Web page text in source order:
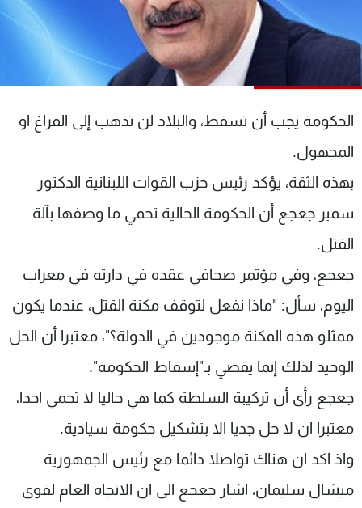
الحكومة يجب أن تسقط، والبلاد لن تذهب إلى الفراغ او
المجهول.
بهذه الثقة، يؤكد رئيس حزب القوات اللبنانية الدكتور
سمير جعجع أن الحكومة الحالية تحمي ما وصفها بآلة
القتل.
جعجع، وفي مؤتمر صحافي عقده في دارته في معراب
اليوم، سأل: "ماذا نفعل لتوقف مكنة القتل، عندما يكون
ممثلو هذه المكنة موجودين في الدولة؟"، معتبرا أن الحل
الوحيد لذلك إنما يقضي بـ"إسقاط الحكومة".
جعجع رأى أن تركيبة السلطة كما هي حاليا لا تحمي احدا،
معتبرا ان لا حل جديا الا بتشكيل حكومة سيادية.
واذ اكد ان هناك تواصلا دائما مع رئيس الجمهورية
ميشال سليمان، اشار جعجع الى ان الاتجاه العام لقوى
البرامج
الترددات
الإنـتـاج
تواصل معنا
شروط الإسـتخدام
سياسة الخصوصية